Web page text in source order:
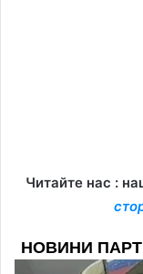
Читайте нас :